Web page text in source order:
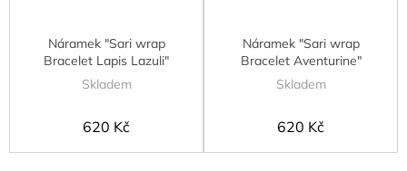
Náramek "Sari wrap
Bracelet Lapis Lazuli"
Skladem
620 Kč
Náramek "Sari wrap
Bracelet Aventurine"
Skladem
620 Kč